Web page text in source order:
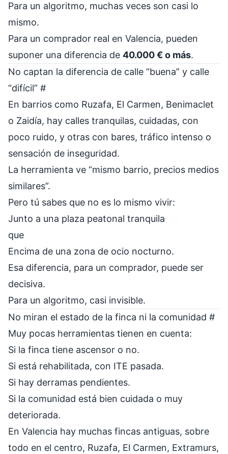
Para un algoritmo, muchas veces son casi lo
mismo.
Para un comprador real en Valencia, pueden
suponer una diferencia de 40.000 € o más.
No captan la diferencia de calle “buena” y calle
“difícil” #
En barrios como Ruzafa, El Carmen, Benimaclet
o Zaidía, hay calles tranquilas, cuidadas, con
poco ruido, y otras con bares, tráfico intenso o
sensación de inseguridad.
La herramienta ve “mismo barrio, precios medios
similares”.
Pero tú sabes que no es lo mismo vivir:
Junto a una plaza peatonal tranquila
que
Encima de una zona de ocio nocturno.
Esa diferencia, para un comprador, puede ser
decisiva.
Para un algoritmo, casi invisible.
No miran el estado de la finca ni la comunidad #
Muy pocas herramientas tienen en cuenta:
Si la finca tiene ascensor o no.
Si está rehabilitada, con ITE pasada.
Si hay derramas pendientes.
Si la comunidad está bien cuidada o muy
deteriorada.
En Valencia hay muchas fincas antiguas, sobre
todo en el centro, Ruzafa, El Carmen, Extramurs,